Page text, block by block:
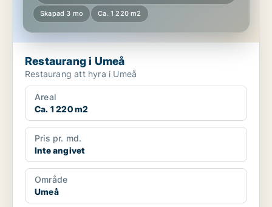
Skapad 3 mo Ca. 1 220 m2
Restaurang i Umeå
Restaurang att hyra i Umeå
Areal
Ca. 1 220 m2
Pris pr. md.
Inte angivet
Område
Umeå